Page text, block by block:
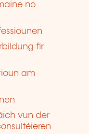
no
fir
am
vun der